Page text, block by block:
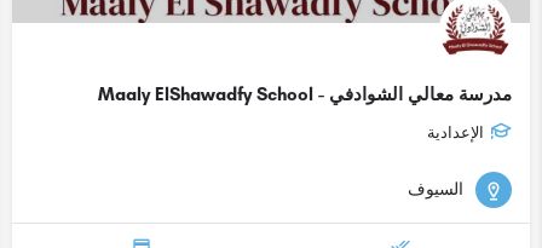
مدرسة معالي الشوادفي - Maaly ElShawadfy School
الإعدادية
السيوف